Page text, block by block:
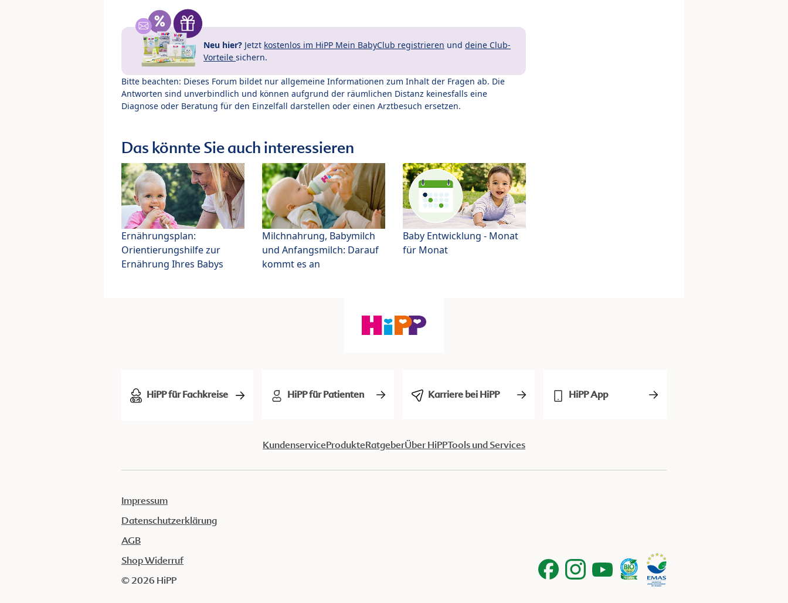
Neu hier? Jetzt kostenlos im HiPP Mein BabyClub registrieren und deine Club-
Vorteile sichern.
Bitte beachten: Dieses Forum bildet nur allgemeine Informationen zum Inhalt der Fragen ab. Die
Antworten sind unverbindlich und können aufgrund der räumlichen Distanz keinesfalls eine
Diagnose oder Beratung für den Einzelfall darstellen oder einen Arztbesuch ersetzen.
Das könnte Sie auch interessieren
Ernährungsplan:
Orientierungshilfe zur
Ernährung Ihres Babys
Milchnahrung, Babymilch
und Anfangsmilch: Darauf
kommt es an
Baby Entwicklung - Monat
für Monat
HiPP für Fachkreise HiPP für Patienten Karriere bei HiPP HiPP App
KundenserviceProdukteRatgeberÜber HiPPTools und Services
Impressum
Datenschutzerklärung
AGB
Shop Widerruf
© 2026 HiPP